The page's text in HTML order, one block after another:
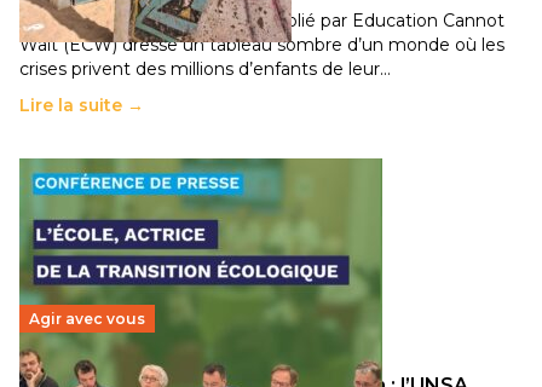
Un nouveau rapport mondial publié par Education Cannot
Wait (ECW) dresse un tableau sombre d’un monde où les
crises privent des millions d’enfants de leur…
Lire la suite →
Agir avec vous